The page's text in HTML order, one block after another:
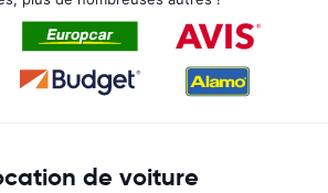
de voiture